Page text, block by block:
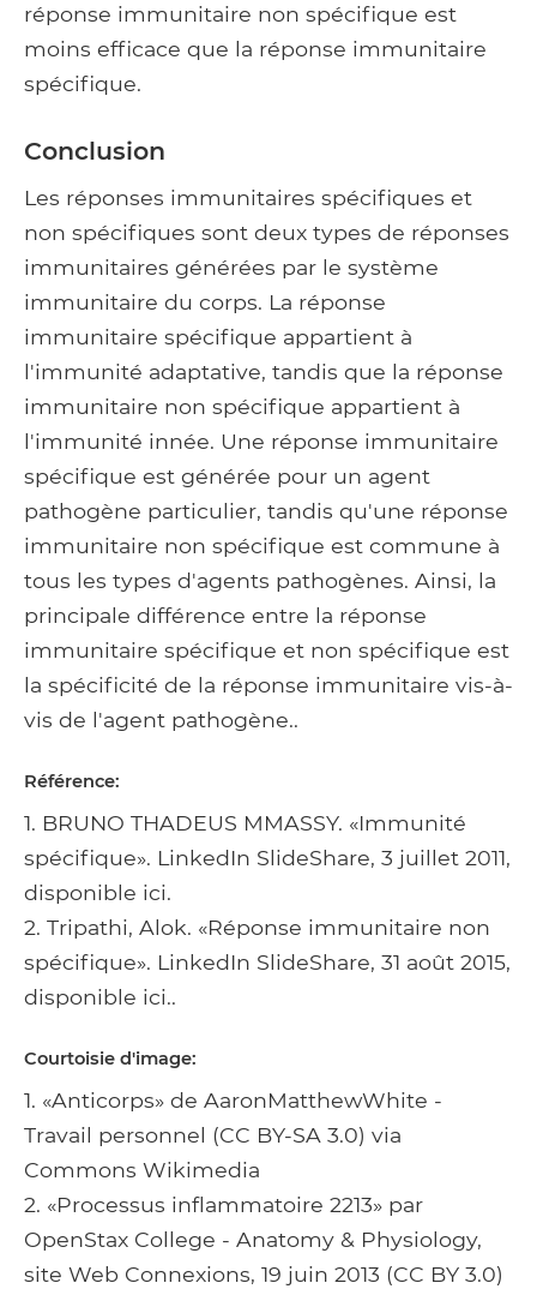
réponse immunitaire non spécifique est
moins efficace que la réponse immunitaire
spécifique.
Conclusion
Les réponses immunitaires spécifiques et
non spécifiques sont deux types de réponses
immunitaires générées par le système
immunitaire du corps. La réponse
immunitaire spécifique appartient à
l'immunité adaptative, tandis que la réponse
immunitaire non spécifique appartient à
l'immunité innée. Une réponse immunitaire
spécifique est générée pour un agent
pathogène particulier, tandis qu'une réponse
immunitaire non spécifique est commune à
tous les types d'agents pathogènes. Ainsi, la
principale différence entre la réponse
immunitaire spécifique et non spécifique est
la spécificité de la réponse immunitaire vis-à-
vis de l'agent pathogène..
Référence:
1. BRUNO THADEUS MMASSY. «Immunité
spécifique». LinkedIn SlideShare, 3 juillet 2011,
disponible ici.
2. Tripathi, Alok. «Réponse immunitaire non
spécifique». LinkedIn SlideShare, 31 août 2015,
disponible ici..
Courtoisie d'image:
1. «Anticorps» de AaronMatthewWhite -
Travail personnel (CC BY-SA 3.0) via
Commons Wikimedia
2. «Processus inflammatoire 2213» par
OpenStax College - Anatomy & Physiology,
site Web Connexions, 19 juin 2013 (CC BY 3.0)